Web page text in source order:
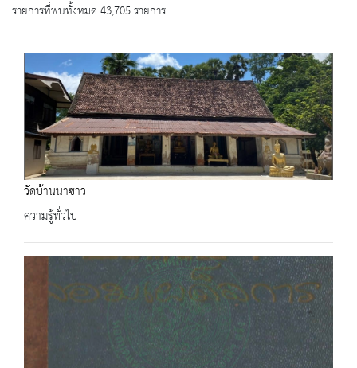
รายการที่พบทั้งหมด 43,705 รายการ
วัดบ้านนาซาว
ความรู้ทั่วไป